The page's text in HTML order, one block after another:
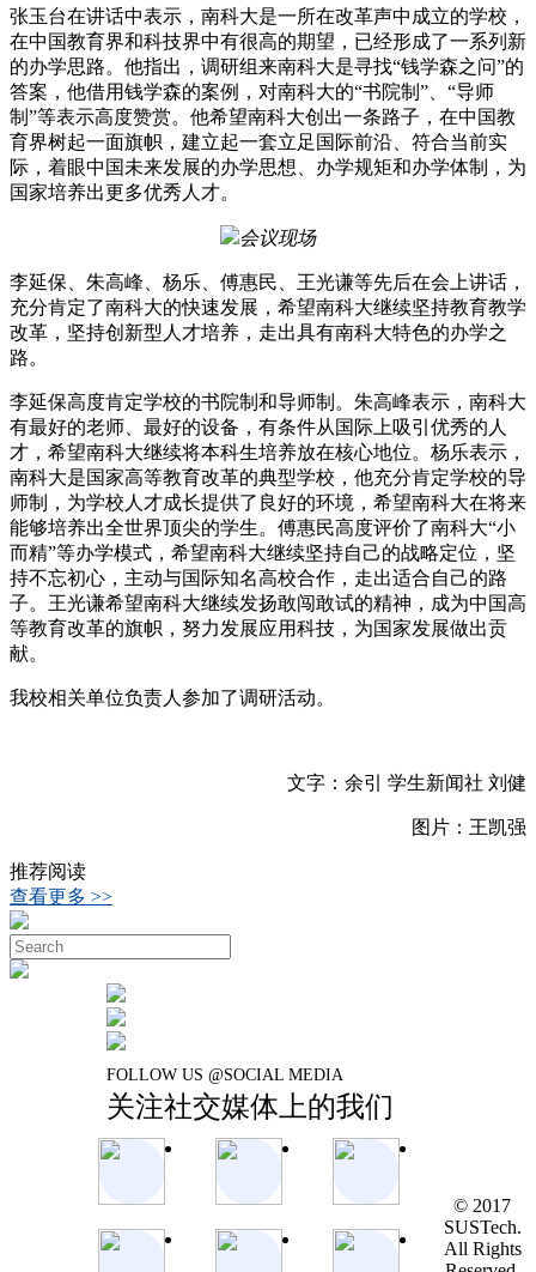
张玉台在讲话中表示，南科大是一所在改革声中成立的学校，
在中国教育界和科技界中有很高的期望，已经形成了一系列新
的办学思路。他指出，调研组来南科大是寻找“钱学森之问”的
答案，他借用钱学森的案例，对南科大的“书院制”、“导师
制”等表示高度赞赏。他希望南科大创出一条路子，在中国教
育界树起一面旗帜，建立起一套立足国际前沿、符合当前实
际，着眼中国未来发展的办学思想、办学规矩和办学体制，为
国家培养出更多优秀人才。
会议现场
李延保、朱高峰、杨乐、傅惠民、王光谦等先后在会上讲话，
充分肯定了南科大的快速发展，希望南科大继续坚持教育教学
改革，坚持创新型人才培养，走出具有南科大特色的办学之
路。
李延保高度肯定学校的书院制和导师制。朱高峰表示，南科大
有最好的老师、最好的设备，有条件从国际上吸引优秀的人
才，希望南科大继续将本科生培养放在核心地位。杨乐表示，
南科大是国家高等教育改革的典型学校，他充分肯定学校的导
师制，为学校人才成长提供了良好的环境，希望南科大在将来
能够培养出全世界顶尖的学生。傅惠民高度评价了南科大“小
而精”等办学模式，希望南科大继续坚持自己的战略定位，坚
持不忘初心，主动与国际知名高校合作，走出适合自己的路
子。王光谦希望南科大继续发扬敢闯敢试的精神，成为中国高
等教育改革的旗帜，努力发展应用科技，为国家发展做出贡
献。
我校相关单位负责人参加了调研活动。
文字：余引 学生新闻社 刘健
图片：王凯强
推荐阅读
查看更多 >>
FOLLOW US @SOCIAL MEDIA
关注社交媒体上的我们
© 2017
SUSTech.
All Rights